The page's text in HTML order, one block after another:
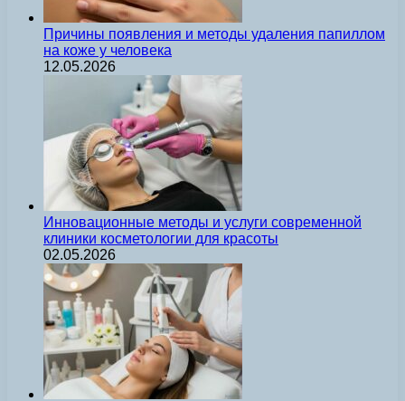
Причины появления и методы удаления папиллом
на коже у человека
12.05.2026
Инновационные методы и услуги современной
клиники косметологии для красоты
02.05.2026